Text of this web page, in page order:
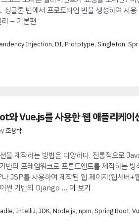
싱글톤 빈에서 프로토타입 빈을 생성하여
– 기본편
Injection,DI,Prototype,Singleton,
와 Vue.js를 사용한 웹 애플리케이
조용학
을 제작하는 방법은 다양하다. 전통적으로
반의 프레임워크로 프론트엔드를 제작하는
JSP를 사용하여 제작된 웹 페이지(웹서버+
썬 기반의 Django … 더 보기
,IntelliJ,JDK,Node.js,npm,Spring Boot,